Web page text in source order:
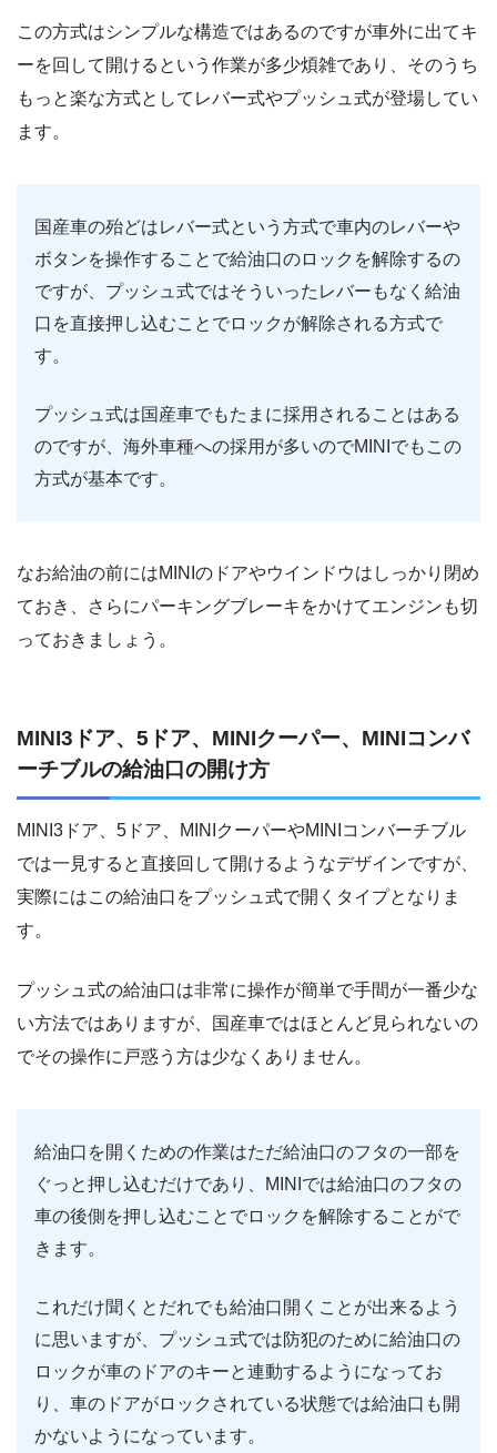
この方式はシンプルな構造ではあるのですが車外に出てキ
ーを回して開けるという作業が多少煩雑であり、そのうち
もっと楽な方式としてレバー式やプッシュ式が登場してい
ます。
国産車の殆どはレバー式という方式で車内のレバーや
ボタンを操作することで給油口のロックを解除するの
ですが、プッシュ式ではそういったレバーもなく給油
口を直接押し込むことでロックが解除される方式で
す。
プッシュ式は国産車でもたまに採用されることはある
のですが、海外車種への採用が多いのでMINIでもこの
方式が基本です。
なお給油の前にはMINIのドアやウインドウはしっかり閉め
ておき、さらにパーキングブレーキをかけてエンジンも切
っておきましょう。
MINI3ドア、5ドア、MINIクーパー、MINIコンバ
ーチブルの給油口の開け方
MINI3ドア、5ドア、MINIクーパーやMINIコンバーチブル
では一見すると直接回して開けるようなデザインですが、
実際にはこの給油口をプッシュ式で開くタイプとなりま
す。
プッシュ式の給油口は非常に操作が簡単で手間が一番少な
い方法ではありますが、国産車ではほとんど見られないの
でその操作に戸惑う方は少なくありません。
給油口を開くための作業はただ給油口のフタの一部を
ぐっと押し込むだけであり、MINIでは給油口のフタの
車の後側を押し込むことでロックを解除することがで
きます。
これだけ聞くとだれでも給油口開くことが出来るよう
に思いますが、プッシュ式では防犯のために給油口の
ロックが車のドアのキーと連動するようになってお
り、車のドアがロックされている状態では給油口も開
かないようになっています。